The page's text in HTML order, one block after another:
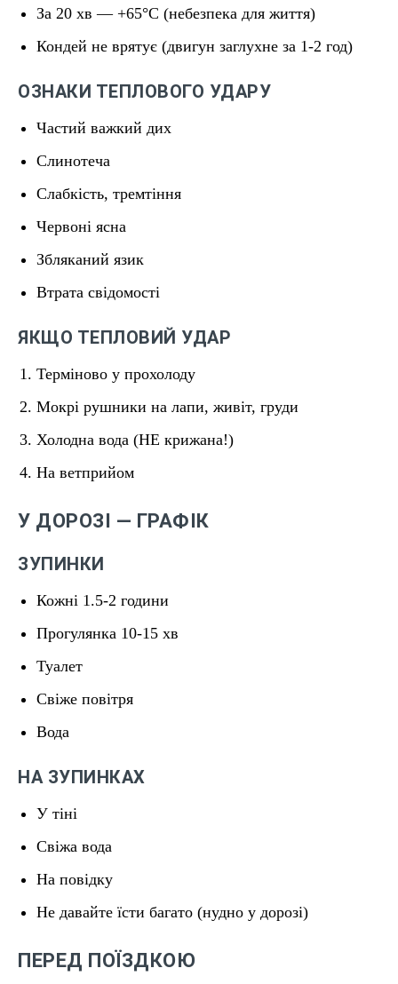
За 20 хв — +65°C (небезпека для життя)
Кондей не врятує (двигун заглухне за 1-2 год)
ОЗНАКИ ТЕПЛОВОГО УДАРУ
Частий важкий дих
Слинотеча
Слабкість, тремтіння
Червоні ясна
Збляканий язик
Втрата свідомості
ЯКЩО ТЕПЛОВИЙ УДАР
Терміново у прохолоду
Мокрі рушники на лапи, живіт, груди
Холодна вода (НЕ крижана!)
На ветприйом
У ДОРОЗІ — ГРАФІК
ЗУПИНКИ
Кожні 1.5-2 години
Прогулянка 10-15 хв
Туалет
Свіже повітря
Вода
НА ЗУПИНКАХ
У тіні
Свіжа вода
На повідку
Не давайте їсти багато (нудно у дорозі)
ПЕРЕД ПОЇЗДКОЮ